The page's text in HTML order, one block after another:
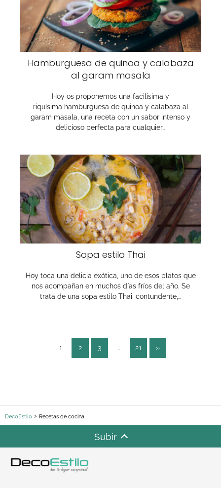
Hamburguesa de quinoa y calabaza
al garam masala
Hoy os proponemos una facilísima y
riquísima hamburguesa de quinoa y calabaza al
garam masala, una receta con un sabor intenso y
delicioso perfecta para cualquier…
Sopa estilo Thai
Hoy toca una delicia exótica, uno de esos platos que
nos acompañan en muchos días fríos del año. Se
trata de una sopa estilo Thai, contundente,…
1 2 3 … 21 »
DecoEstilo Recetas de cocina
Subir